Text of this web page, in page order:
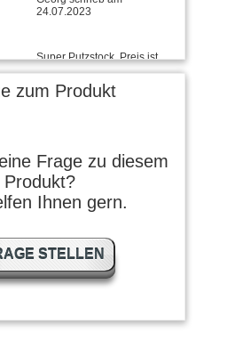
Rolf L. schrieb am
alles gut, stabil und
funktional zu einem fairen
preis.
zum Produkt
Frage zu diesem
Produkt?
Ihnen gern.
STELLEN